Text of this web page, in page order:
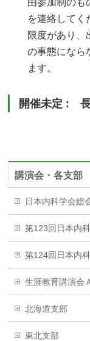
由参加制のも
を連絡してく
限度があり、
の事態になら
ます。
開催未定 :
講演会・各支部
日本内科学会総
第123回日本内
第124回日本内
生涯教育講演会
北海道支部
東北支部